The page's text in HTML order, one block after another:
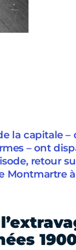
la capitale –
– ont
retour
Montmartre